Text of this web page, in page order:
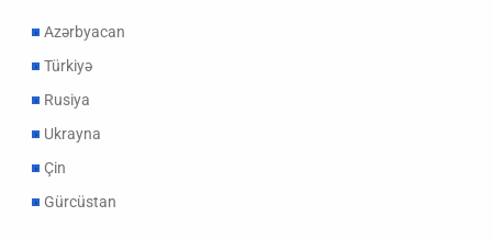
Azərbyacan
Türkiyə
Rusiya
Ukrayna
Çin
Gürcüstan